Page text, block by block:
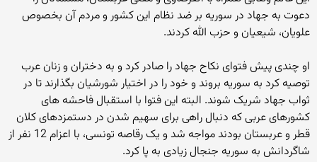
دعوت به جهاد در سوریه بر ضد نظام این کشور و مردم آن بخصوص
علویان، شیعیان و حزب الله کردند.
او چندی پیش فتوای نکاح جهاد را صادر کرد و به دختران و زنان عرب
توصیه کرد به سوریه بروند و خود را در اختیار شورشیان بگذارند تا در
ثواب جهاد شریک شوند. البته این فتوا با استقبال فاحشه های
کشورهای عربی که دنبال راهی برای سهیم شدن در دستمزدهای کلان
قطر و عربستان بودند مواجه شد و یک رقاصه تونسی، با اعزام 12 نفر از
شاگردانش به سوریه جنجال زیادی به پا کرد.